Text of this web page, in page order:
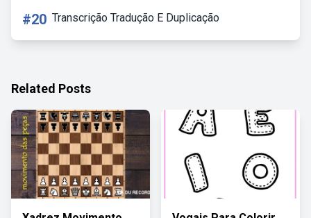
#20 Transcrição Tradução E Duplicação
Related Posts